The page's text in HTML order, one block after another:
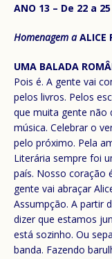
ANO 13 – De 22 a
Homenagem aALICE
UMA BALADA
Pois é. A gente vai
pelos livros. Pelos
que muita gente não
música. Celebrar o
pelo próximo. Pela
Literária sempre foi
país. Nosso coração
gente vai abraçar
Assumpção. A partir
dizer que estamos
está sozinho. Ou
banda. Fazendo